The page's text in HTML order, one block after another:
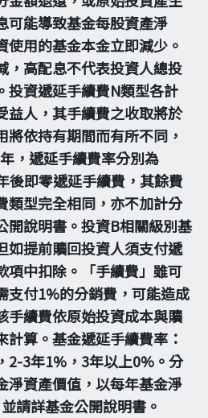
可能導致基金每股資產淨
使用的基金本金立即減少。
，高配息不代表投資人總投
投資遞延手續費N類型各計
益人，其手續費之收取將於
將依持有期間而有所不同，
，遞延手續費率分別為
後即零遞延手續費，其餘費
類型完全相同，亦不加計分
開說明書。投資B相關級別基
如提前贖回投資人須支付遞
項中扣除。「手續費」雖可
支付1%的分銷費，可能造成
手續費依原始投資成本與贖
計算。基金遞延手續費率：
2-3年1%，3年以上0%。分
淨資產價值，以每年基金淨
請詳基金公開說明書。